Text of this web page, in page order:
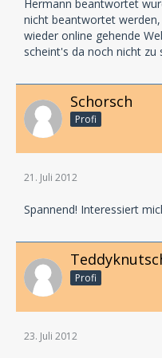
Hermann beantwortet
nicht beantwortet
wieder online gehende
scheint's da noch nicht zu
Schorsch
Profi
21. Juli 2012
Spannend! Interessiert
Profi
23. Juli 2012